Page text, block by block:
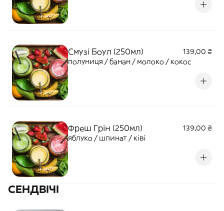
Смузі Боул (250мл)
139,00 ₴
полуниця / банан / молоко / кокос
Фреш Грін (250мл)
139,00 ₴
яблуко / шпинат / ківі
СЕНДВІЧІ